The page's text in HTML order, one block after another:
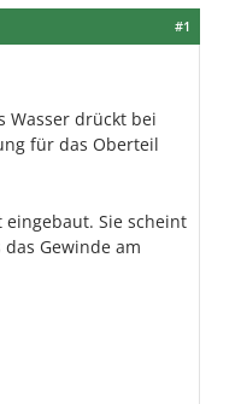
#1
Wasser drückt bei
für das Oberteil
Sie scheint
Gewinde am